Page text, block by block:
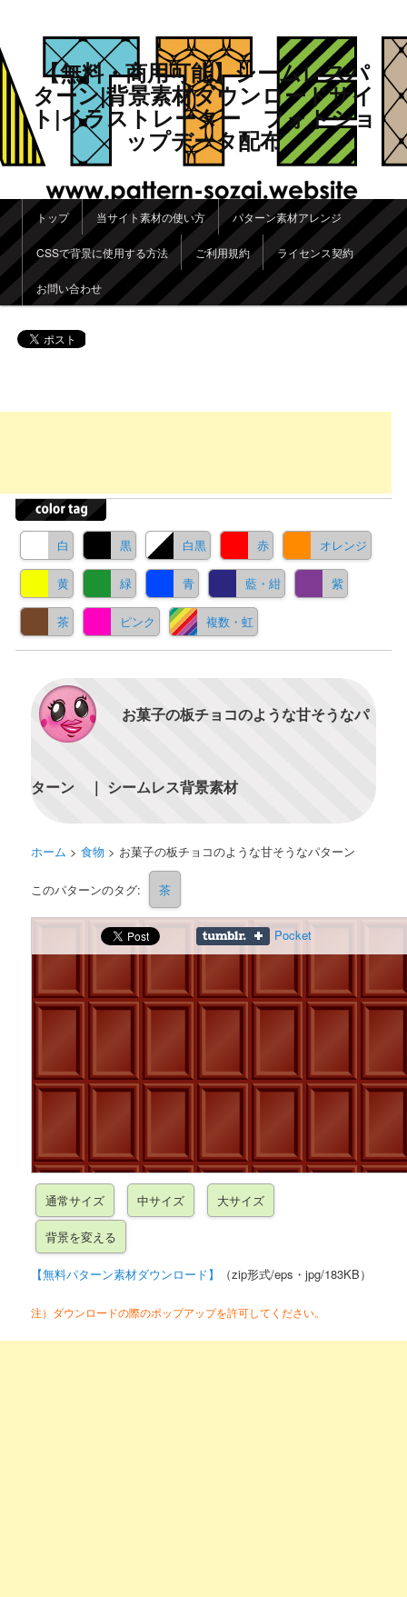
【無料・商用可能】シームレスパ
ターン|背景素材ダウンロードサイ
ト|イラストレーター フォトショ
ップデータ配布
メインメニュー
メインコンテンツへ移動
サブコンテンツへ移動
トップ 当サイト素材の使い方 パターン素材アレンジ
CSSで背景に使用する方法 ご利用規約 ライセンス契約
お問い合わせ
白 黒 白黒 赤 オレンジ
黄 緑 青 藍・紺 紫
茶 ピンク 複数・虹
お菓子の板チョコのような甘そうなパ
ターン ｜ シームレス背景素材
ホーム >食物 > お菓子の板チョコのような甘そうなパターン
このパターンのタグ: 茶
Pocket
【無料パターン素材ダウンロード】 （zip形式/eps・jpg/183KB）
注）ダウンロードの際のポップアップを許可してください。